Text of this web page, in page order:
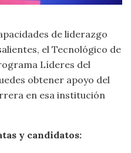
de liderazgo
el Tecnológico de
Líderes del
obtener apoyo del
en esa institución
y candidatos: